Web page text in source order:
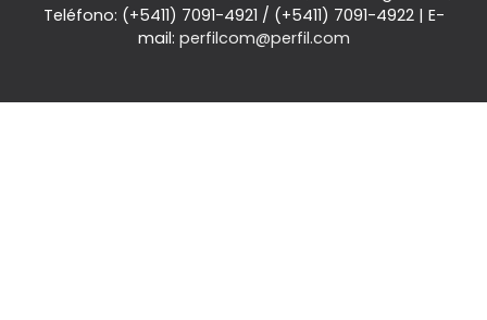
Teléfono: (+5411) 7091-4921 / (+5411) 7091-4922| E-
mail: perfilcom@perfil.com